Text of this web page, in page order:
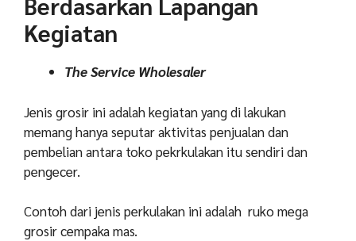
Kegiatan
The Service Wholesaler
Jenis grosir ini adalah kegiatan yang di lakukan
memang hanya seputar aktivitas penjualan dan
pembelian antara toko pekrkulakan itu sendiri dan
pengecer.
Contoh dari jenis perkulakan ini adalah ruko mega
grosir cempaka mas.